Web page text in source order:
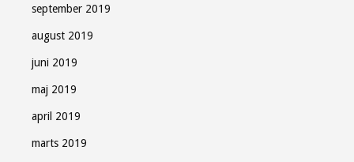
september 2019
august 2019
juni 2019
maj 2019
april 2019
marts 2019